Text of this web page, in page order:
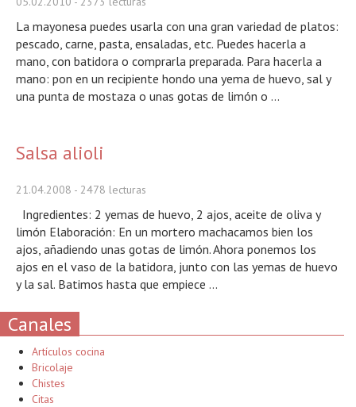
La mayonesa puedes usarla con una gran variedad de platos:
pescado, carne, pasta, ensaladas, etc. Puedes hacerla a
mano, con batidora o comprarla preparada. Para hacerla a
mano: pon en un recipiente hondo una yema de huevo, sal y
una punta de mostaza o unas gotas de limón o ...
Salsa alioli
21.04.2008 - 2478 lecturas
Ingredientes: 2 yemas de huevo, 2 ajos, aceite de oliva y
limón Elaboración: En un mortero machacamos bien los
ajos, añadiendo unas gotas de limón. Ahora ponemos los
ajos en el vaso de la batidora, junto con las yemas de huevo
y la sal. Batimos hasta que empiece ...
Canales
Artículos cocina
Bricolaje
Chistes
Citas